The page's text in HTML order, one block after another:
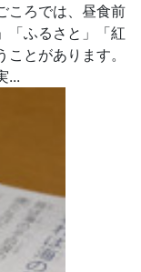
ころでは、昼食前
「ふるさと」「紅
とがあります。
...